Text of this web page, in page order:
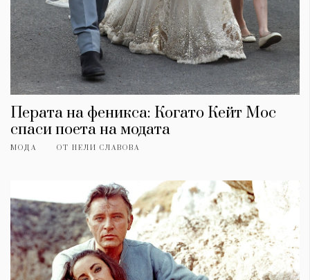
Перата на феникса: Когато Кейт Мос
спаси поета на модата
МОДА ОТ НЕЛИ СЛАВОВА